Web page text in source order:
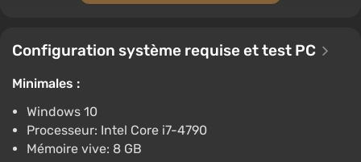
€24 €29
-17%
PC
Difmark 3.487 avis Codes promo
Configuration système requise et test PC
Minimales :
Windows 10
Processeur: Intel Core i7-4790
Mémoire vive: 8 GB